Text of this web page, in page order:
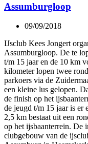
Assumburgloop
09/09/2018
IJsclub Kees Jongert
Assumburgloop. De te
t/m 15 jaar en de 10 km
kilometer lopen twee
parkoers via de
een kleine lus gelopen.
de finish op het
de jeugd t/m 15 jaar is er
2,5 km bestaat uit een
op het ijsbaanterrein. De
clubgebouw van de